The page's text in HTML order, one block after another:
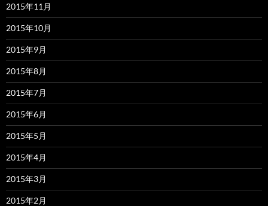
2015年11月
2015年10月
2015年9月
2015年8月
2015年7月
2015年6月
2015年5月
2015年4月
2015年3月
2015年2月